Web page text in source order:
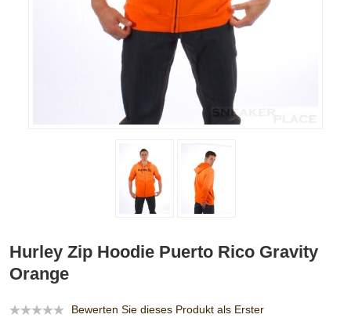
Hurley Zip Hoodie Puerto Rico Gravity
Orange
Bewerten Sie dieses Produkt als Erster